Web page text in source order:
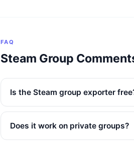
FAQ
Steam Group
Is the Steam group exporter
Does it work on private groups?